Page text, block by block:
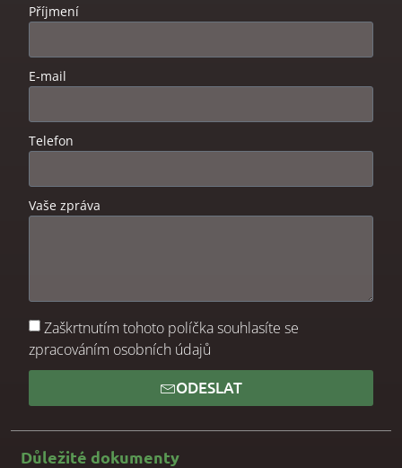
Příjmení
E-mail
Telefon
Vaše zpráva
Zaškrtnutím tohoto políčka souhlasíte se
zpracováním osobních údajů
ODESLAT
Důležité dokumenty